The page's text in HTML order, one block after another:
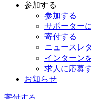
参加する
参加する
サポーター
寄付する
ニュースレ
インターン
求人に応募
お知らせ